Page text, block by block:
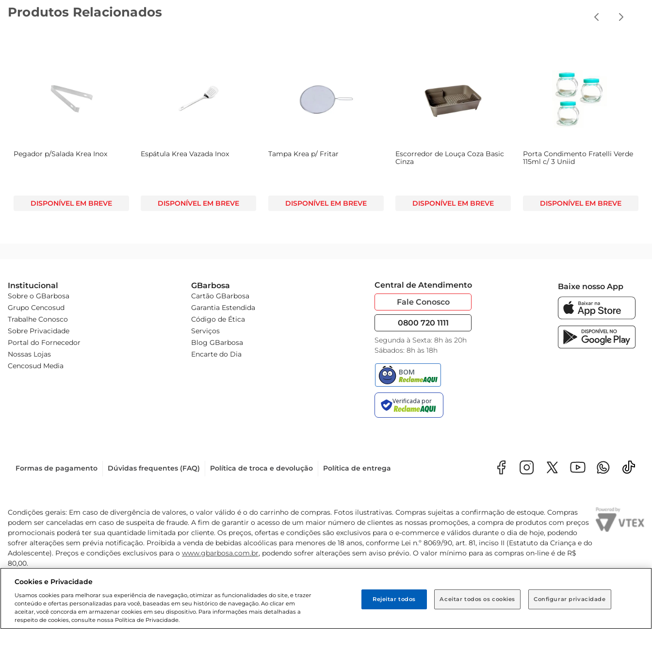
Produtos Relacionados
Pegador p/Salada Krea Inox
DISPONÍVEL EM BREVE
Espátula Krea Vazada Inox
DISPONÍVEL EM BREVE
Tampa Krea p/ Fritar
DISPONÍVEL EM BREVE
Escorredor de Louça Coza Basic
Cinza
DISPONÍVEL EM BREVE
Porta Condimento Fratelli Verde
115ml c/ 3 Uniid
DISPONÍVEL EM BREVE
Institucional
Sobre o GBarbosa
Grupo Cencosud
Trabalhe Conosco
Sobre Privacidade
Portal do Fornecedor
Nossas Lojas
Cencosud Media
GBarbosa
Cartão GBarbosa
Garantia Estendida
Código de Ética
Serviços
Blog GBarbosa
Encarte do Dia
Central de Atendimento
Fale Conosco
0800 720 1111
Segunda à Sexta: 8h às 20h
Sábados: 8h às 18h
Baixe nosso App
Formas de pagamento Dúvidas frequentes (FAQ) Política de troca e devolução Política de entrega
Condições gerais: Em caso de divergência de valores, o valor válido é o do carrinho de compras. Fotos ilustrativas. Compras sujeitas a confirmação de estoque. Compras
podem ser canceladas em caso de suspeita de fraude. A fim de garantir o acesso de um maior número de clientes as nossas promoções, a compra de produtos com preços
promocionais poderá ter sua quantidade limitada por cliente. Os preços, ofertas e condições são exclusivos para o e-commerce e válidos durante o dia de hoje, podendo
sofrer alterações sem prévia notificação. Proibida a venda de bebidas alcoólicas para menores de 18 anos, conforme Lei n.º 8069/90, art. 81, inciso II (Estatuto da Criança e do
Adolescente). Preços e condições exclusivos para o www.gbarbosa.com.br, podendo sofrer alterações sem aviso prévio. O valor mínimo para as compras on-line é de R$
80,00.
Cookies e Privacidade
Usamos cookies para melhorar sua experiência de navegação, otimizar as funcionalidades do site, e trazer
conteúdo e ofertas personalizadas para você, baseadas em seu histórico de navegação. Ao clicar em
aceitar, você concorda em armazenar cookies em seu dispositivo. Para informações mais detalhadas a
respeito de cookies, consulte nossa Política de Privacidade.
Configurar privacidade
Rejeitar todos Aceitar todos os cookies